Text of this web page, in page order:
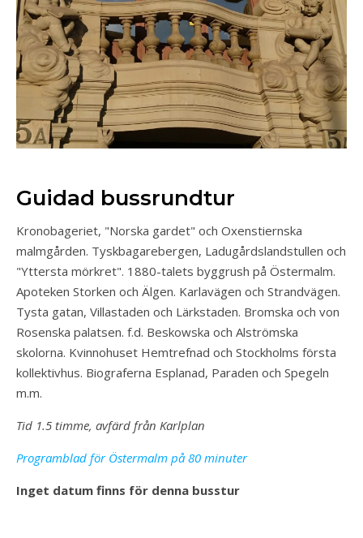
Guidad bussrundtur
Kronobageriet, "Norska gardet" och Oxenstiernska
malmgården. Tyskbagarebergen, Ladugårdslandstullen och
"Yttersta mörkret". 1880-talets byggrush på Östermalm.
Apoteken Storken och Älgen. Karlavägen och Strandvägen.
Tysta gatan, Villastaden och Lärkstaden. Bromska och von
Rosenska palatsen. f.d. Beskowska och Alströmska
skolorna. Kvinnohuset Hemtrefnad och Stockholms första
kollektivhus. Biograferna Esplanad, Paraden och Spegeln
m.m.
Tid 1.5 timme, avfärd från Karlplan
Programblad för Östermalm på 80 minuter
Inget datum finns för denna busstur